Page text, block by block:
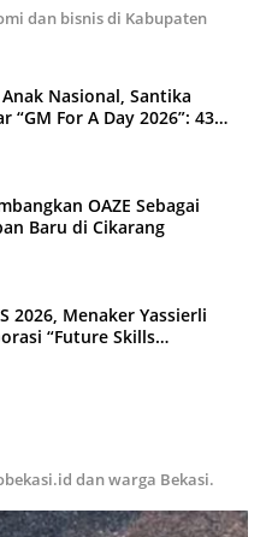
dan bisnis di Kabupaten
Nasional, Santika
“GM For A Day 2026”: 43
OAZE Sebagai
Baru di Cikarang
2026, Menaker Yassierli
“Future Skills
dan warga Bekasi.